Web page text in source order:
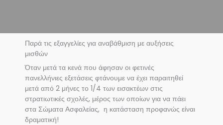
Παρά τις εξαγγελίες για αναβάθμιση με αυξήσεις
μισθών
Όταν μετά τα κενά που άφησαν οι φετινές
πανελλήνιες εξετάσεις φτάνουμε να έχει παραιτηθεί
μετά από 2 μήνες το 1/4 των εισακτέων στις
στρατιωτικές σχολές, μέρος των οποίων για να πάει
στα Σώματα Ασφαλείας, η κατάσταση προφανώς είναι
δραματική!